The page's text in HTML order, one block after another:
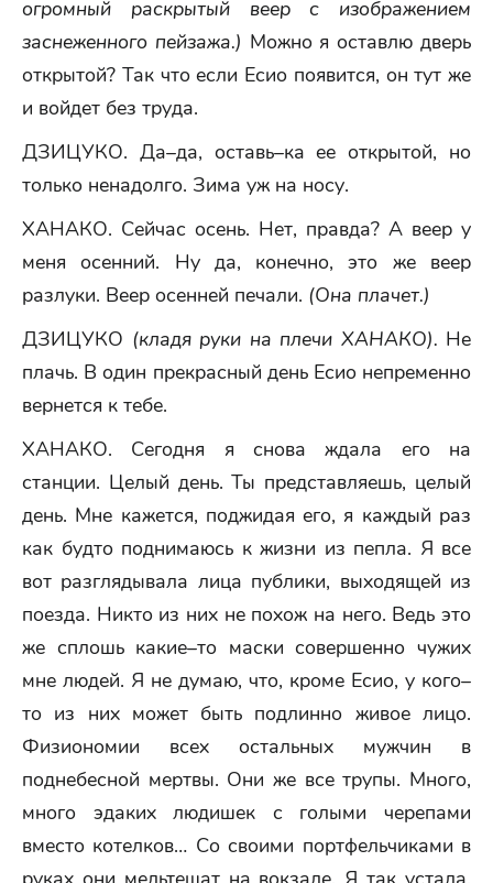
огромный раскрытый веер с изображением
заснеженного пейзажа.) Можно я оставлю дверь
открытой? Так что если Есио появится, он тут же
и войдет без труда.
ДЗИЦУКО. Да–да, оставь–ка ее открытой, но
только ненадолго. Зима уж на носу.
ХАНАКО. Сейчас осень. Нет, правда? А веер у
меня осенний. Ну да, конечно, это же веер
разлуки. Веер осенней печали. (Она плачет.)
ДЗИЦУКО (кладя руки на плечи ХАНАКО). Не
плачь. В один прекрасный день Есио непременно
вернется к тебе.
ХАНАКО. Сегодня я снова ждала его на
станции. Целый день. Ты представляешь, целый
день. Мне кажется, поджидая его, я каждый раз
как будто поднимаюсь к жизни из пепла. Я все
вот разглядывала лица публики, выходящей из
поезда. Никто из них не похож на него. Ведь это
же сплошь какие–то маски совершенно чужих
мне людей. Я не думаю, что, кроме Есио, у кого–
то из них может быть подлинно живое лицо.
Физиономии всех остальных мужчин в
поднебесной мертвы. Они же все трупы. Много,
много эдаких людишек с голыми черепами
вместо котелков… Со своими портфельчиками в